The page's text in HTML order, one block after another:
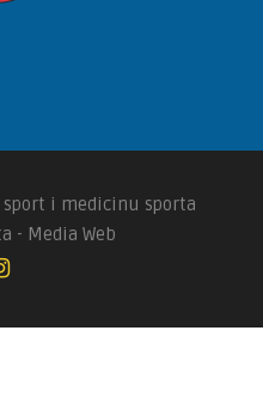
sport i medicinu sporta
- Media Web